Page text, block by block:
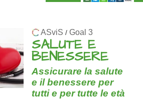
ASviS / Goal 3
SALUTE E
BENESSERE
Assicurare la salute
e il benessere per
tutti e per tutte le età